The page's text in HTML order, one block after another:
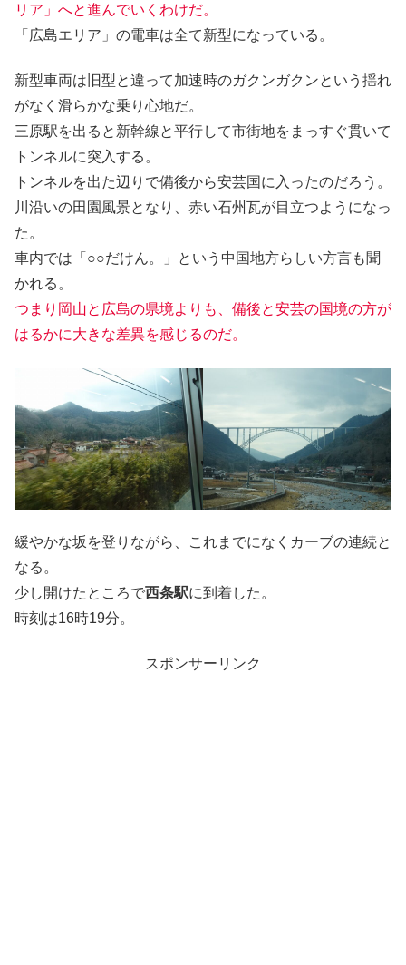
リア」へと進んでいくわけだ。
「広島エリア」の電車は全て新型になっている。
新型車両は旧型と違って加速時のガクンガクンという揺れ
がなく滑らかな乗り心地だ。
三原駅を出ると新幹線と平行して市街地をまっすぐ貫いて
トンネルに突入する。
トンネルを出た辺りで備後から安芸国に入ったのだろう。
川沿いの田園風景となり、赤い石州瓦が目立つようになっ
た。
車内では「○○だけん。」という中国地方らしい方言も聞
かれる。
つまり岡山と広島の県境よりも、備後と安芸の国境の方が
はるかに大きな差異を感じるのだ。
緩やかな坂を登りながら、これまでになくカーブの連続と
なる。
少し開けたところで西条駅に到着した。
時刻は16時19分。
スポンサーリンク